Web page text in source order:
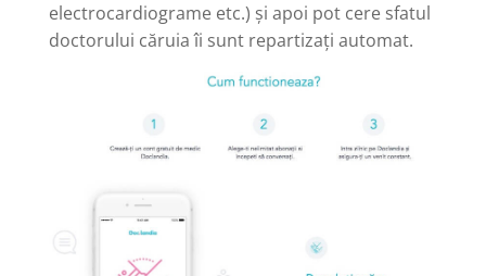
electrocardiograme etc.) și apoi pot cere sfatul
doctorului căruia îi sunt repartizați automat.